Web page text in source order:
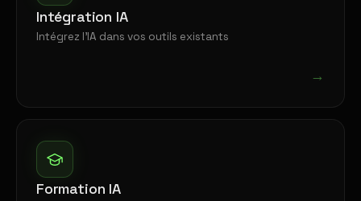
Intégration IA
Intégrez l'IA dans vos outils existants
→
Formation IA